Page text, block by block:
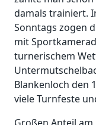
damals trainiert.
Sonntags zogen
mit
turnerischem
Blankenloch den
viele Turnfeste